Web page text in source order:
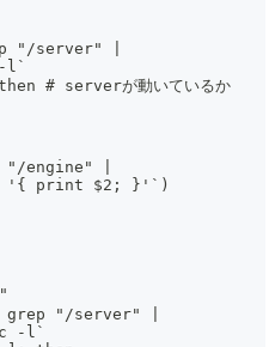
"/server" |
l`
# serverが動いているか
engine" |
print $2; }'`)
"/server" |
-l`